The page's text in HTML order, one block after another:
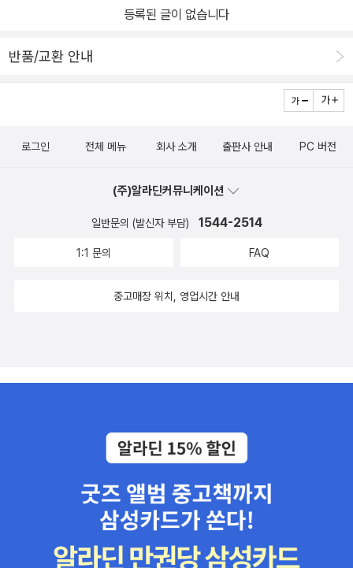
등록된 글이 없습니다
반품/교환 안내
로그인 전체 메뉴 회사 소개 출판사 안내 PC 버전
(주)알라딘커뮤니케이션
일반문의 (발신자 부담) 1544-2514
1:1 문의 FAQ
중고매장 위치, 영업시간 안내